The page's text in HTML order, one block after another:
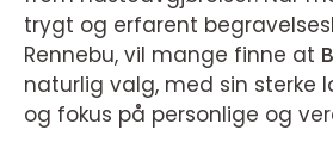
trygt og erfarent
Rennebu, vil mange finne at
naturlig valg, med sin sterke
og fokus på personlige og